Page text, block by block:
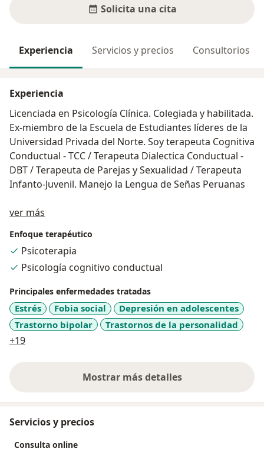
Solicita una cita
Experiencia Servicios y precios Consultorios
Experiencia
Licenciada en Psicología Clínica. Colegiada y habilitada.
Ex-miembro de la Escuela de Estudiantes líderes de la
Universidad Privada del Norte. Soy terapeuta Cognitiva
Conductual - TCC / Terapeuta Dialectica Conductual -
DBT / Terapeuta de Parejas y Sexualidad / Terapeuta
Infanto-Juvenil. Manejo la Lengua de Señas Peruanas
Tengo experiencia en evaluación, diagnóstico e
intervención en niños, adolescentes, adultos y
acompañamiento en Duelo. He tenido la oportunidad
de trabajar en colegios, Centros de Salud Mental como
parte del programa del Ministerio del Interior y en la
He realizado diversas charlas, talleres psicológicos y
he sido invitada a realizar conferencias universitarias,
siendo ponente en temas relacionadas a esta bella
para su desarollo profesional.
ver más
Enfoque terapéutico
Psicoterapia
Psicología cognitivo conductual
Principales enfermedades tratadas
Estrés Fobia social
Depresión en adolescentes
Trastorno bipolar
Trastornos de la personalidad
+19a11y_sr_more_diseases
Mostrar más detalles
sobre la experiencia
Servicios y precios
Consulta online